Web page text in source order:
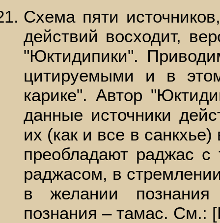
Схема пяти
действий восходит,
"Юктидипики".
цитируемыми и в
карике". Автор
данные источники
их (как и все в
преобладают раджас
раджасом, в
в желании
познания – тамас. См.: